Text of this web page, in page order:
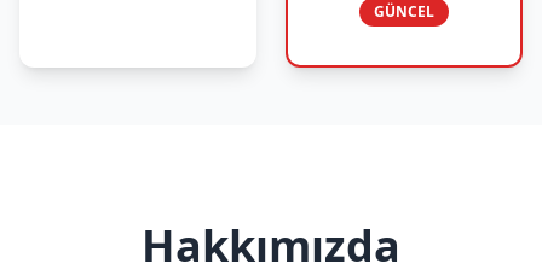
GÜNCEL
Hakkımızda